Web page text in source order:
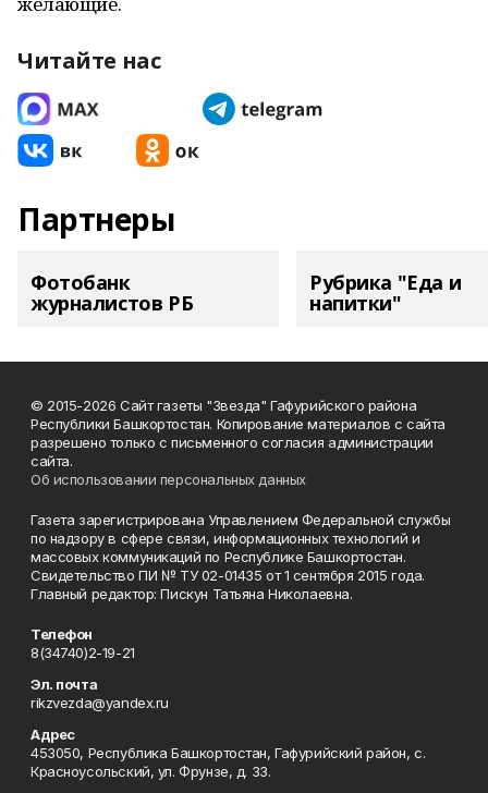
Читайте нас
Партнеры
Фотобанк
журналистов РБ
Рубрика "Еда и
напитки"
© 2015-2026 Сайт газеты "Звезда" Гафурийского района
Республики Башкортостан. Копирование материалов с сайта
разрешено только с письменного согласия администрации
сайта.
Об использовании персональных данных
Газета зарегистрирована Управлением Федеральной службы
по надзору в сфере связи, информационных технологий и
массовых коммуникаций по Республике Башкортостан.
Свидетельство ПИ № ТУ 02-01435 от 1 сентября 2015 года.
Главный редактор: Пискун Татьяна Николаевна.
Телефон
8(34740)2-19-21
Эл. почта
rikzvezda@yandex.ru
Адрес
453050, Республика Башкортостан, Гафурийский район, с.
Красноусольский, ул. Фрунзе, д. 33.